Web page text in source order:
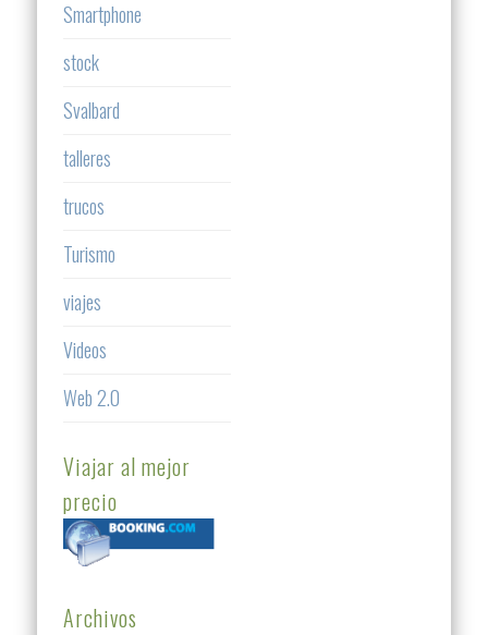
Smartphone
stock
Svalbard
talleres
trucos
Turismo
viajes
Videos
Web 2.0
Viajar al mejor
precio
Archivos